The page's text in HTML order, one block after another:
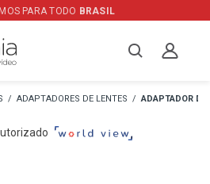
12X E PREÇO ESPECIALNO BOLETO
ADAPTADORES DE LENTES ADAPTADOR DE